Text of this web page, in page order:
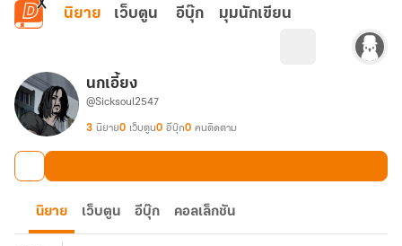
ข้ามไปยังเนื้อหาหลัก
นิยาย เว็บตูน อีบุ๊ก มุมนักเขียน
นกเอี้ยง
@Sicksoul2547
3 นิยาย0 เว็บตูน0 อีบุ๊ก0 คนติดตาม
นิยาย เว็บตูน อีบุ๊ก คอลเล็กชัน